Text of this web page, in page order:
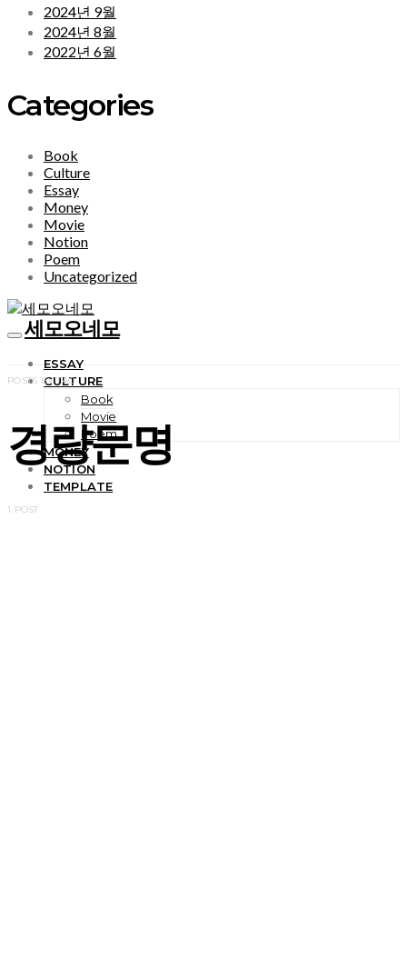
2024년 9월
2024년 8월
2022년 6월
Categories
Book
Culture
Essay
Money
Movie
Notion
Poem
Uncategorized
세모오네모
ESSAY
CULTURE
Book
Movie
Poem
MONEY
NOTION
TEMPLATE
POSTS BY TAG
경량문명
1 POST